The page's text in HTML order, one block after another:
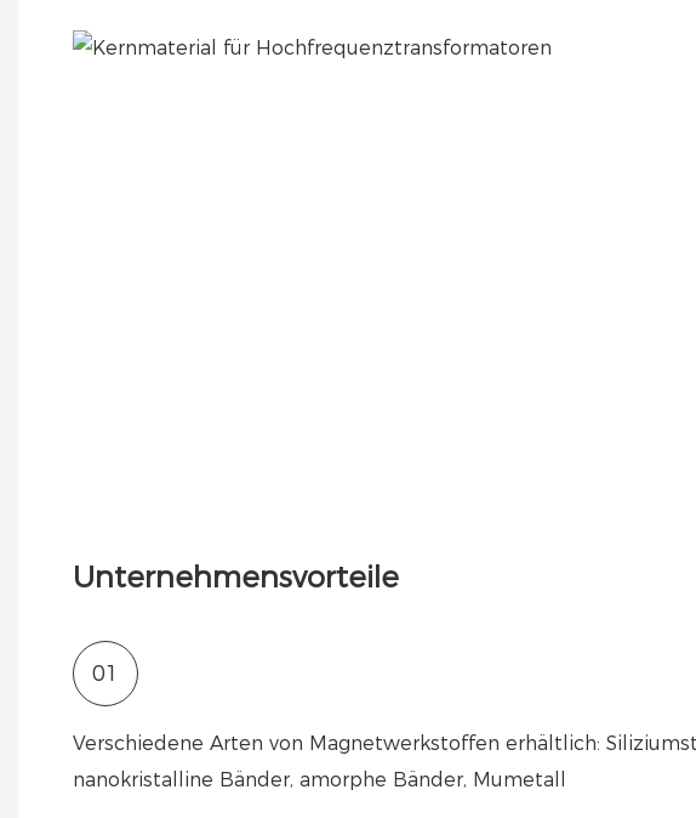
Unternehmensvorteile
01
Verschiedene Arten von Magnetwerkstoffen erhältlich:
nanokristalline Bänder, amorphe Bänder, Mumetall